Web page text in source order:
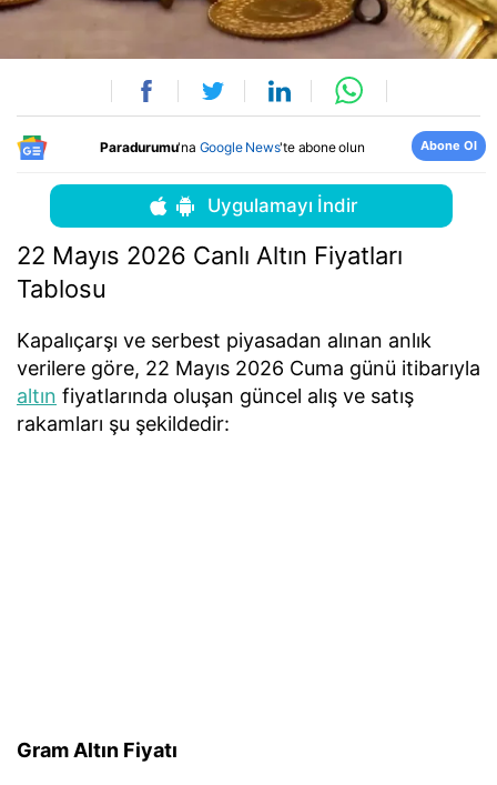
Paradurumu'na Google News'te abone olun Abone Ol
Uygulamayı İndir
22 Mayıs 2026 Canlı Altın Fiyatları
Tablosu
Kapalıçarşı ve serbest piyasadan alınan anlık
verilere göre, 22 Mayıs 2026 Cuma günü itibarıyla
altın fiyatlarında oluşan güncel alış ve satış
rakamları şu şekildedir:
Gram Altın Fiyatı